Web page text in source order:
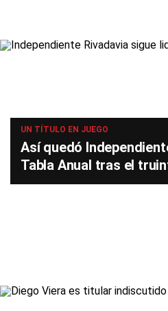
UN TÍTULO EN JUEGO
Así quedó
Tabla Anual tras el